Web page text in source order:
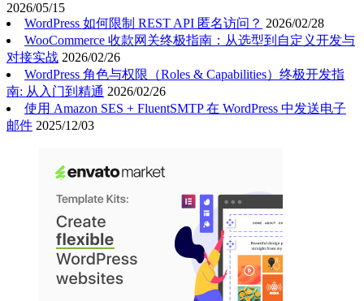
2026/05/15
WordPress 如何限制 REST API 匿名访问？ 2026/02/28
WooCommerce 收款网关终极指南：从选型到自定义开发与
对接实战 2026/02/26
WordPress 角色与权限（Roles & Capabilities）终极开发指
南: 从入门到精通 2026/02/26
使用 Amazon SES + FluentSMTP 在 WordPress 中发送电子
邮件 2025/12/03